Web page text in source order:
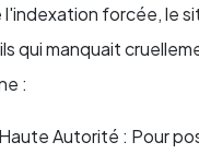
l'indexation forcée, le
qui manquait
:
Autorité : Pour